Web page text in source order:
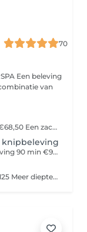
70
Fris & Puur - Mini spa & knipbeleving 75 min €68,50 Een zachte basisbeleving voor fris, luchtig en verzorgd haar. Voel je herboren met de Fris & Puur beleving. Deze mini spa is bedoeld om je haar en hoofdhuid op te frissen en weer in balans te brengen. Aromatherapie en rustige opening met drukpunten, een zache detox klei scrub, verzorgende wasmassage, waterstraalmassage, aandacht voor ontspanning en een knipbeleving en styling fgestemd op jouw haar. Voor wie: - Je haar & hoofdhuid weer licht, schoon en in model wil brengen. - Weinig tijd heeft, maar wel aandacht en kwaliteit wil. - Een eerste kennismaking zoekt met De Haartuin. - Je haar & hoofdhuid tussen grotere belevingen door wil onderhouden.
knipbeleving
Zachtmoment intens verzorgend & knipbeleving 90 min €95 Balans tussen verzorging en ontspanning. Hier begint het echte vertragen. Zachtmoment is voor wie behoefte heeft aan meer ontspanning en intensieve verzorging. Aromatherapie en rustige opening met drukpunten, een heerlijk ontspannen warme kruidenoliemassage van het hoofd en de nek, zachte detoxscrub en uitgebreide wasmassages, waterstraalmassage krijgt het haar een zachte oppepper en komt het lichaam tot rust. Een moment om te vertragen en je haar liefdevol te ondersteunen. Inclusief knipbeleving en styling. Voor wie: - Behoefte heeft aan meer ontspanning, maar niet meteen uren wil liggen. - Haar en hoofdhuid gezond wil houden, zonder overprikkeling. - Voelt dat je hoofd vol zit en even wil vertragen. - Een balans zoekt tussen verzorging en een moment voor jezelf.
Mistgloed Haarspa & knipbeleving 120 min €125 Meer diepte, meer rust, meer loslaten. Met stoom en intensere verzorging. Voor wie dieper wil ontspannen en langer wil wegzakken in rust. Aromatherapie en rustige opening met drukpunten, een heerlijk ontspannen warme kruidenolie massage, detoxkleiscrub, stoombehandeling, waterstraalmassage en uitgebreide massages van het hoofd, nek, schouders, decolleté ontstaat er meer ruimte zachtheid en ontspanning. Inclusief knipbeleving em styling. Voor wie: - Merkt dat spanning zich vastzet in nek en schouders. - Behoefte heeft aan meer rust, vertraging en aandacht. - Haar & hoofdhuid intensiever wil verzorgen ( droog/ beschadigd haar, krullen, onrustige/ vette/ droge hoofdhuid) - Even helemaal uit het hoofd wil en in het lichaam wil zakken.